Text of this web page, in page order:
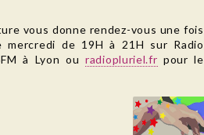
vous donne rendez-vous une fois
mercredi de 19H à 21H sur Radio
à Lyon ou radiopluriel.fr pour le